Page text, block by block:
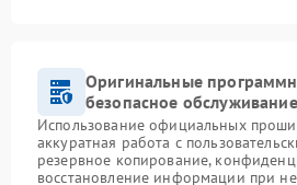
Оригинальные
безопасное
Использование официальных
аккуратная работа с
резервное копирование,
восстановление информации при